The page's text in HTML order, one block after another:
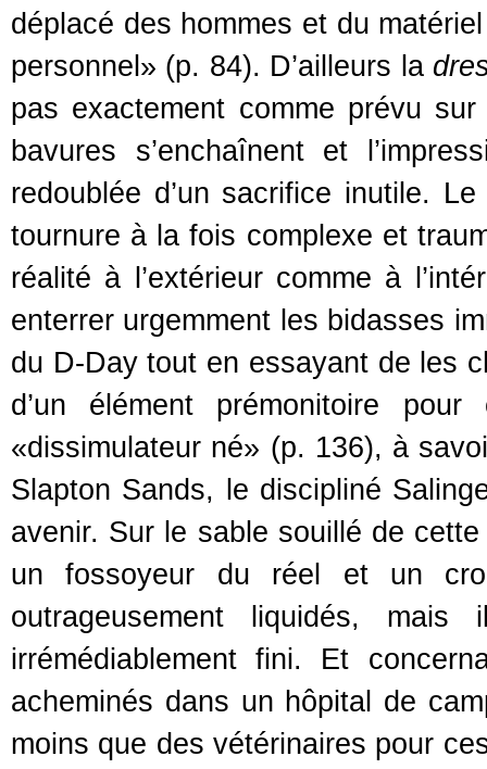
déplacé des hommes et du
personnel» (p. 84). D’ailleurs la
pas exactement comme prévu
bavures s’enchaînent et
redoublée d’un sacrifice inutile.
tournure à la fois complexe et
réalité à l’extérieur comme à
enterrer urgemment les bidasses
du D-Day tout en essayant de les
d’un élément prémonitoire
«dissimulateur né» (p. 136), à
Slapton Sands, le discipliné
avenir. Sur le sable souillé de
un fossoyeur du réel et un
outrageusement liquidés,
irrémédiablement fini. Et
acheminés dans un hôpital de
moins que des vétérinaires pour